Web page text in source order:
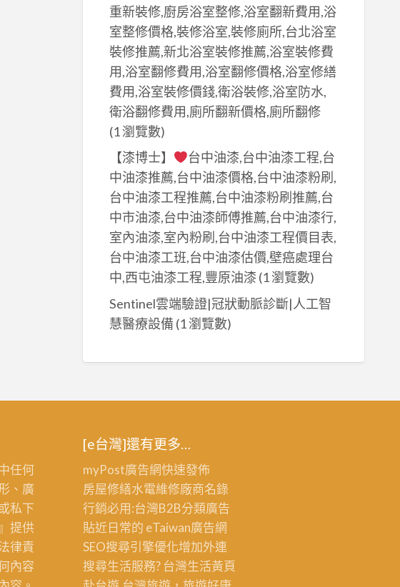
重新裝修,廚房浴室整修,浴室翻新費用,浴
室整修價格,裝修浴室,裝修廁所,台北浴室
裝修推薦,新北浴室裝修推薦,浴室裝修費
用,浴室翻修費用,浴室翻修價格,浴室修繕
費用,浴室裝修價錢,衛浴裝修,浴室防水,
衛浴翻修費用,廁所翻新價格,廁所翻修
(1 瀏覽數)
【漆博士】
台中油漆,台中油漆工程,台
中油漆推薦,台中油漆價格,台中油漆粉刷,
台中油漆工程推薦,台中油漆粉刷推薦,台
中市油漆,台中油漆師傅推薦,台中油漆行,
室內油漆,室內粉刷,台中油漆工程價目表,
台中油漆工班,台中油漆估價,壁癌處理台
中,西屯油漆工程,豐原油漆(1 瀏覽數)
Sentinel雲端驗證|冠狀動脈診斷|人工智
慧醫療設備 (1 瀏覽數)
任何
、廣
私下
提供
律責
內容
[e台灣]還有更多…
myPost廣告網快速發佈
房屋修繕水電維修廠商名錄
行銷必用:台灣B2B分類廣告
貼近日常的 eTaiwan廣告網
SEO搜尋引擎優化增加外連
搜尋生活服務? 台灣生活黃頁